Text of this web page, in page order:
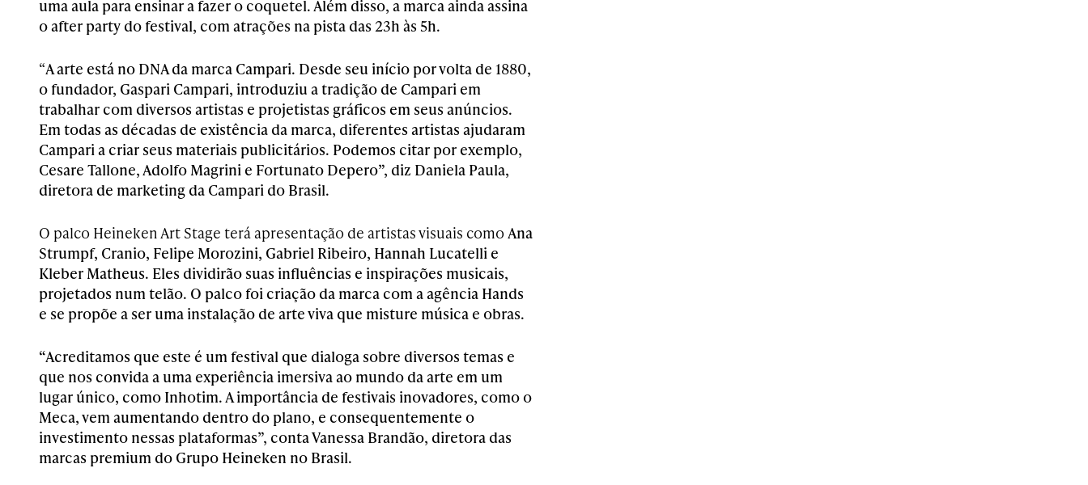
uma aula para ensinar a fazer o coquetel. Além disso, a marca ainda assina
o after party do festival, com atrações na pista das 23h às 5h.
“A arte está no DNA da marca Campari. Desde seu início por volta de 1880,
o fundador, Gaspari Campari, introduziu a tradição de Campari em
trabalhar com diversos artistas e projetistas gráficos em seus anúncios.
Em todas as décadas de existência da marca, diferentes artistas ajudaram
Campari a criar seus materiais publicitários. Podemos citar por exemplo,
Cesare Tallone, Adolfo Magrini e Fortunato Depero”, diz Daniela Paula,
diretora de marketing da Campari do Brasil.
O palco Heineken Art Stage terá apresentação de artistas visuais como Ana
Strumpf, Cranio, Felipe Morozini, Gabriel Ribeiro, Hannah Lucatelli e
Kleber Matheus. Eles dividirão suas influências e inspirações musicais,
projetados num telão. O palco foi criação da marca com a agência Hands
e se propõe a ser uma instalação de arte viva que misture música e obras.
“Acreditamos que este é um festival que dialoga sobre diversos temas e
que nos convida a uma experiência imersiva ao mundo da arte em um
lugar único, como Inhotim. A importância de festivais inovadores, como o
Meca, vem aumentando dentro do plano, e consequentemente o
investimento nessas plataformas”, contaVanessa Brandão, diretora das
marcas premium do Grupo Heineken no Brasil.